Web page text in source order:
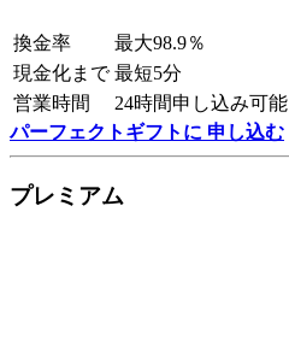
換金率
最大98.9％
現金化まで 最短5分
営業時間
24時間申し込み可能
パーフェクトギフトに 申し込む
プレミアム